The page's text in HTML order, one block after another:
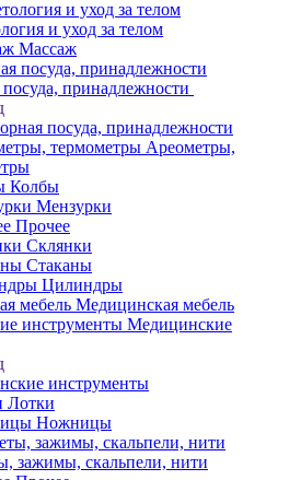
и уход за телом
Массаж
принадлежности
посуда, принадлежности
Ареометры,
Колбы
Мензурки
Прочее
Склянки
Стаканы
Цилиндры
Медицинская мебель
Медицинские
инструменты
Лотки
Ножницы
зажимы, скальпели, нити